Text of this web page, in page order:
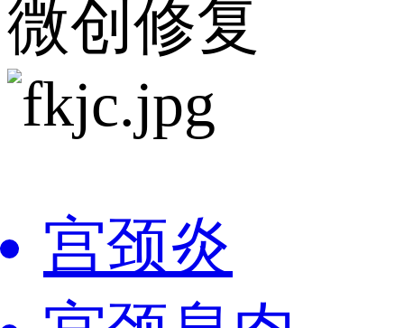
微创修复
宫颈炎